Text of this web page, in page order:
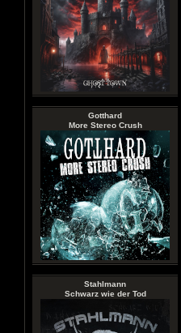
Gotthard
More Stereo Crush
Stahlmann
Schwarz wie der Tod